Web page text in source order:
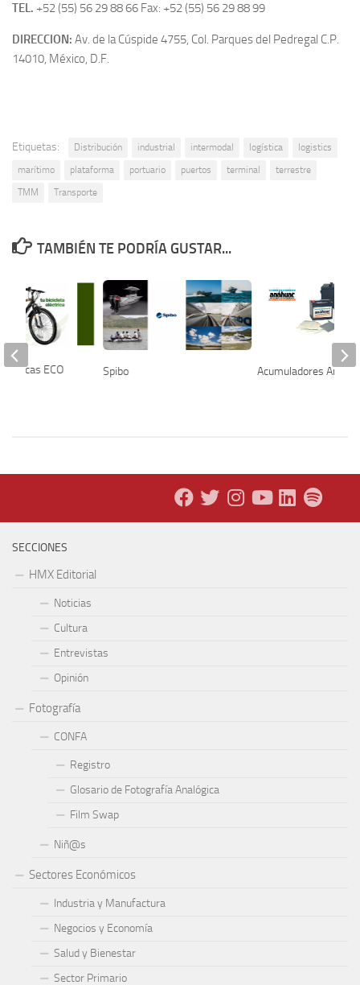
TEL. +52 (55) 56 29 88 66 Fax: +52 (55) 56 29 88 99
DIRECCION: Av. de la Cúspide 4755, Col. Parques del Pedregal C.P.
14010, México, D.F.
Etiquetas: Distribución industrial intermodal logística
logistics
marítimo
plataforma portuario puertos terminal
terrestre
TMM
Transporte
TAMBIÉN TE PODRÍA GUSTAR...
Spibo Acumuladores
ECO
SECCIONES
HMX Editorial
Noticias
Cultura
Entrevistas
Opinión
Fotografía
CONFA
Registro
Glosario de Fotografía Analógica
Film Swap
Niñ@s
Sectores Económicos
Industria y Manufactura
Negocios y Economía
Salud y Bienestar
Sector Primario